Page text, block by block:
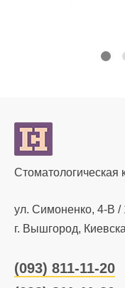
Стоматологическая
ул. Симоненко, 4-В /
г. Вышгород,
(093) 811-11-20